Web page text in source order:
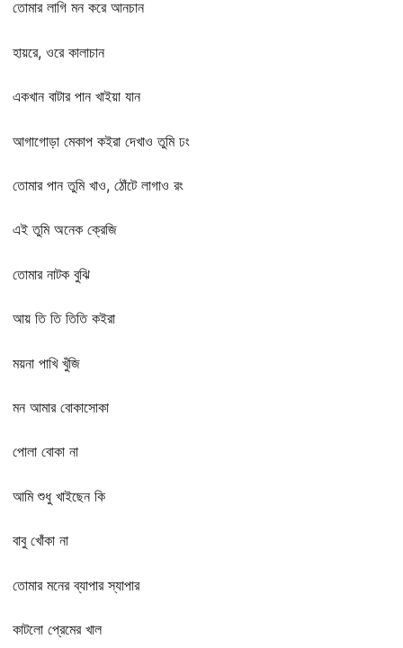
তোমার লাগি মন করে আনচান
হায়রে, ওরে কালাচান
একখান বাটার পান খাইয়া যান
আগাগোড়া মেকাপ কইরা দেখাও তুমি ঢং
তোমার পান তুমি খাও, ঠোঁটে লাগাও রং
এই তুমি অনেক ক্রেজি
তোমার নাটক বুঝি
আয় তি তি তিতি কইরা
ময়না পাখি খুঁজি
মন আমার বোকাসোকা
পোলা বোকা না
আমি শুধু খাইছেন কি
বাবু খোঁকা না
তোমার মনের ব্যাপার স্যাপার
কাটলো প্রেমের খাল